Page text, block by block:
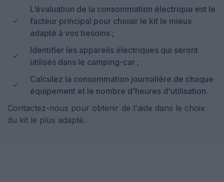
L’évaluation de la consommation électrique est le
facteur principal pour choisir le kit le mieux
adapté à vos besoins ;
Identifier les appareils électriques qui seront
utilisés dans le camping-car ;
Calculez la consommation journalière de chaque
équipement et le nombre d'heures d'utilisation.
Contactez-nous pour obtenir de l'aide dans le choix
du kit le plus adapté.